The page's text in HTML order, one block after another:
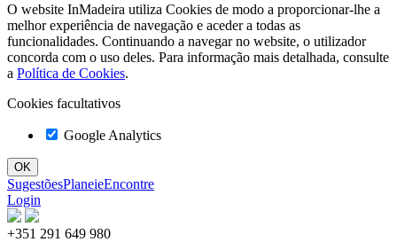
O website InMadeira utiliza Cookies de modo a proporcionar-lhe a
melhor experiência de navegação e aceder a todas as
funcionalidades. Continuando a navegar no website, o utilizador
concorda com o uso deles. Para informação mais detalhada, consulte
a Política de Cookies.
Cookies facultativos
Google Analytics
SugestõesPlaneieEncontre
Login
+351 291 649 980